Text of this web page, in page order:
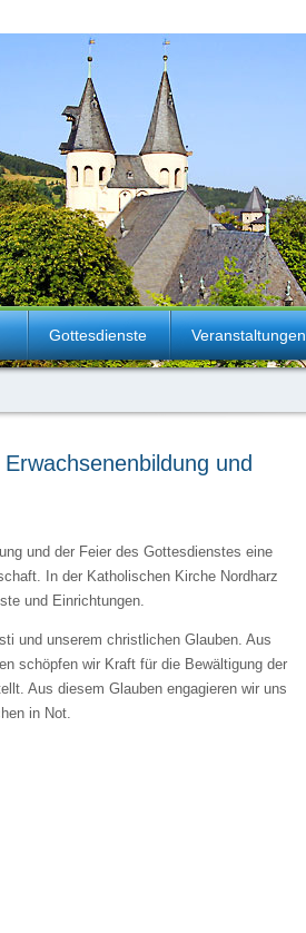
Gottesdienste Veranstaltungen
und
und der Feier des Gottesdienstes eine
In der Katholischen Kirche Nordharz
und Einrichtungen.
und unserem christlichen Glauben. Aus
schöpfen wir Kraft für die Bewältigung der
Aus diesem Glauben engagieren wir uns
in Not.